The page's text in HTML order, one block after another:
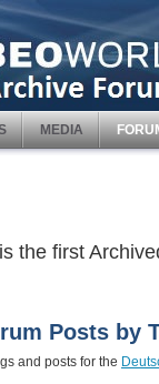
MEDIA
the first
Posts by
and posts for the